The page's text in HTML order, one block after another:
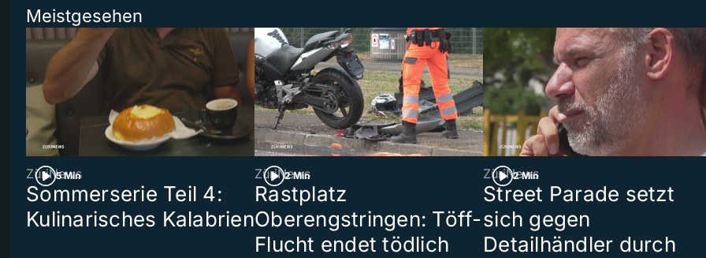
Meistgesehen
5 Min
ZüriNews
Sommerserie Teil 4:
Kulinarisches Kalabrien
2 Min
ZüriNews
Rastplatz
Oberengstringen: Töff-
Flucht endet tödlich
2 Min
ZüriNews
Street Parade setzt
sich gegen
Detailhändler durch